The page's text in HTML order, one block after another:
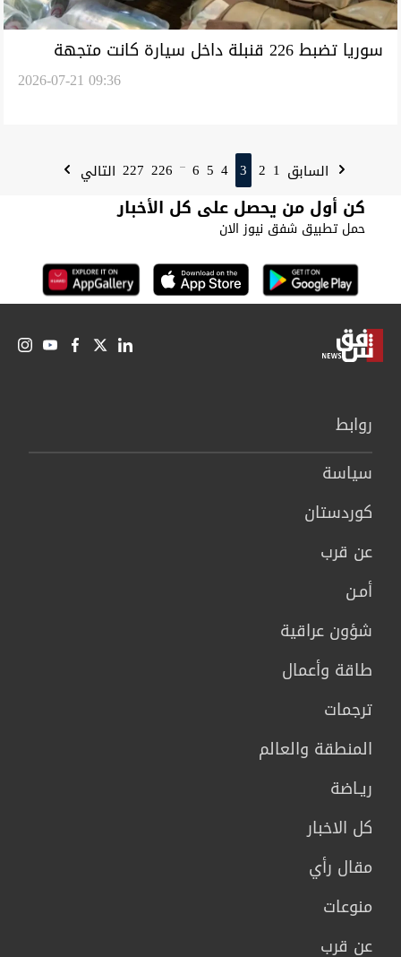
سوريا تضبط 226 قنبلة داخل سيارة كانت متجهة
2026-07-21 09:36
السابق 1
2
3
4
5
6
...
226
227 التالي
كن أول من يحصل على كل الأخبار
حمل تطبيق شفق نيوز الان
روابط
سیاسة
كوردستان
عن قرب
أمـن
شؤون عراقية
طاقة وأعمال
ترجمات
المنطقة والعالم
ريـاضة
كل الاخبار
مقال رأي
منوعات
عن قرب